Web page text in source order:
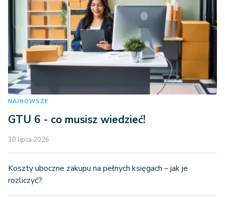
NAJNOWSZE
GTU 6 - co musisz wiedzieć!
30 lipca 2026
Koszty uboczne zakupu na pełnych księgach – jak je
rozliczyć?